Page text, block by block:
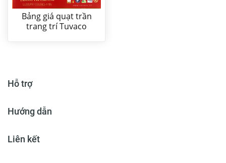
Bảng giá quạt trần
trang trí Tuvaco
Hỗ trợ
Hướng dẫn
Liên kết